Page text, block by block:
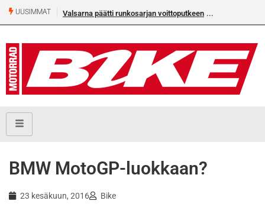
UUSIMMAT Valsarna päätti runkosarjan voittoputkeen
BMW MotoGP-luokkaan?
23 kesäkuun, 2016 Bike